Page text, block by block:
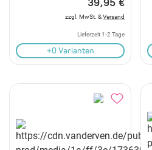
zzgl. MwSt. &Versand
Lieferzeit 1-2 Tage
+0 Varianten